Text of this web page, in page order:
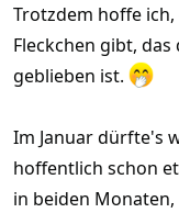
Trotzdem hoffe
Fleckchen gibt,
geblieben ist.
Im Januar dürfte's
hoffentlich schon
in beiden